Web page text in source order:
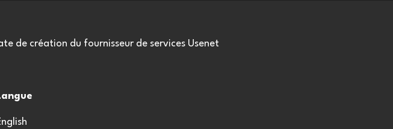
de création du fournisseur de services Usenet